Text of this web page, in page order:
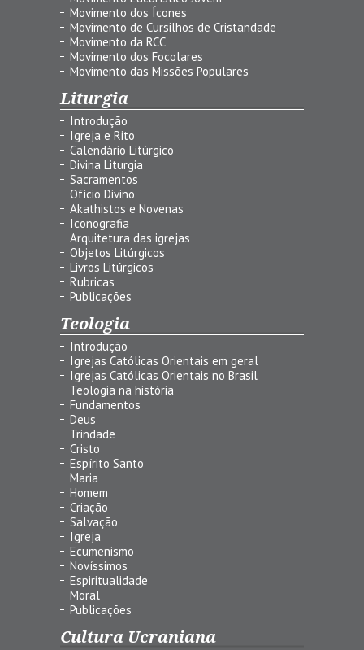
Movimento dos Ícones
Movimento de Cursilhos de Cristandade
Movimento da RCC
Movimento dos Focolares
Movimento das Missões Populares
Liturgia
Introdução
Igreja e Rito
Calendário Litúrgico
Divina Liturgia
Sacramentos
Ofício Divino
Akathistos e Novenas
Iconografia
Arquitetura das igrejas
Objetos Litúrgicos
Livros Litúrgicos
Rubricas
Publicações
Teologia
Introdução
Igrejas Católicas Orientais em geral
Igrejas Católicas Orientais no Brasil
Teologia na história
Fundamentos
Deus
Trindade
Cristo
Espírito Santo
Maria
Homem
Criação
Salvação
Igreja
Ecumenismo
Novíssimos
Espiritualidade
Moral
Publicações
Cultura Ucraniana